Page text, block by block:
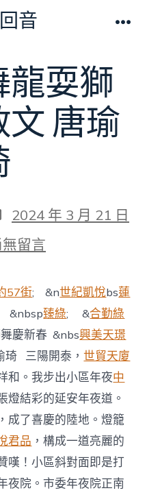
音
龍耍獅
唐瑜
2024 年 3 月 21 日
無留言
57街; &n世紀凱悅bs蓮
臻綠; &合勤綠
慶新春 &nbs興美天璟
琦 三陽開泰，世貿天廈
和。我步出小區年夜中
燈結彩的延安年夜道。
成了喜慶的陸地。燈籠
君品 ，構成一道亮麗的
嘆！小區斜對面即是打
夜院。市委年夜院正南